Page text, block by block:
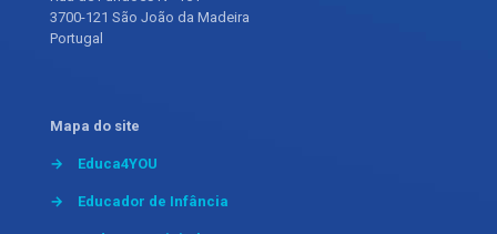
3700-121 São João da Madeira
Portugal
Mapa do site
→ Educa4YOU
→ Educador de Infância